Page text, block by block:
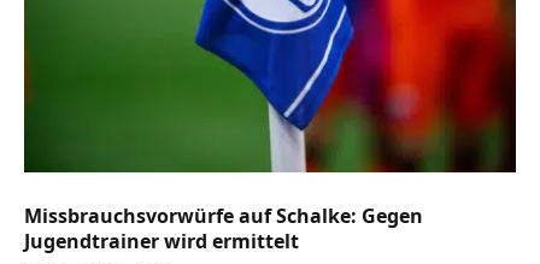
Missbrauchsvorwürfe auf Schalke: Gegen
Jugendtrainer wird ermittelt